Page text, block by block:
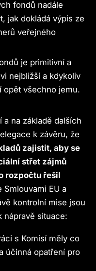
fondů nadále
jak dokládá výpis ze
veřejného
je primitivní a
nejbližší a kdykoliv
opět všechno jemu.
na základě dalších
k závěru, že
zajistit, aby se
střet zájmů
rozpočtu řešil
Smlouvami EU a
kontrolní mise jsou
nápravě situace:
s Komisí měly co
účinná opatření pro